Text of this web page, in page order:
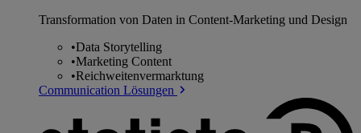
Transformation von Daten in Content-Marketing und Design
•Data Storytelling
•Marketing Content
•Reichweitenvermarktung
Communication Lösungen